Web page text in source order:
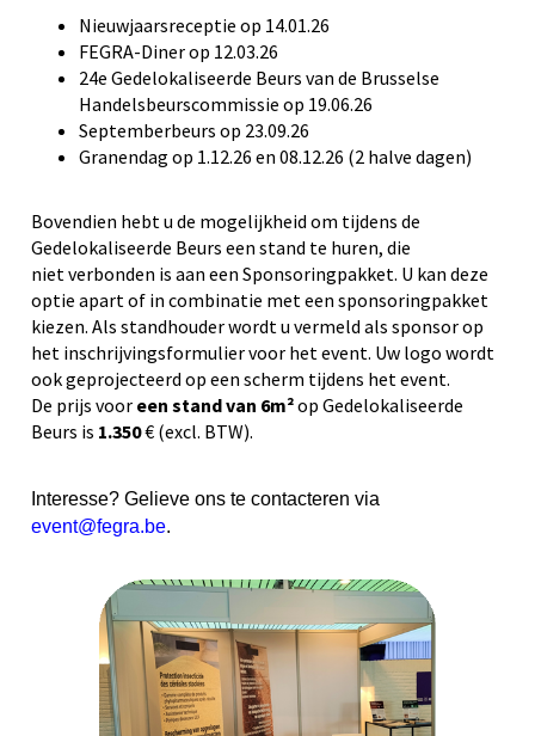
Nieuwjaarsreceptie op 14.01.26
FEGRA-Diner op 12.03.26
24e Gedelokaliseerde Beurs van de Brusselse
Handelsbeurscommissie op 19.06.26
Septemberbeurs op 23.09.26
Granendag op 1.12.26 en 08.12.26 (2 halve dagen)
Bovendien hebt u de mogelijkheid om tijdens de
Gedelokaliseerde Beurs een stand te huren, die
niet verbonden is aan een Sponsoringpakket. U kan deze
optie apart of in combinatie met een sponsoringpakket
kiezen. Als standhouder wordt u vermeld als sponsor op
het inschrijvingsformulier voor het event. Uw logo wordt
ook geprojecteerd op een scherm tijdens het event.
De prijs voor een stand van 6m²op Gedelokaliseerde
Beurs is 1.350€ (excl. BTW).
Interesse? Gelieve ons te contacteren via
event@fegra.be.